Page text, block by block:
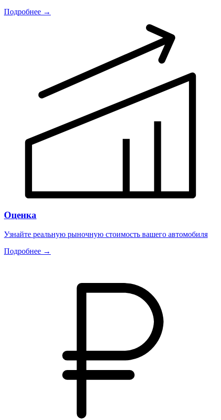
Подробнее →
Оценка
Узнайте реальную рыночную стоимость вашего автомобиля
Подробнее →